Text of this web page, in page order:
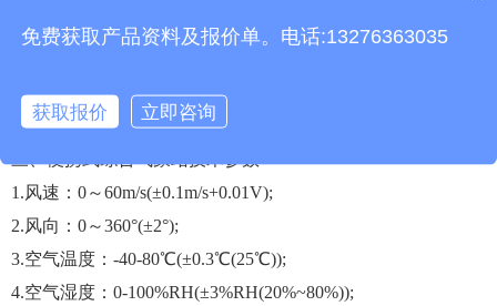
5.减震防护拉杆箱，方便携带
7.安卓7寸触摸屏
三、便携式综合气象站技术参数
1.风速：0～60m/s(±0.1m/s+0.01V);
2.风向：0～360°(±2°);
3.空气温度：-40-80℃(±0.3℃(25℃));
4.空气湿度：0-100%RH(±3%RH(20%~80%));
免费获取产品资料及报价单。电话:13276363035
获取报价 立即咨询